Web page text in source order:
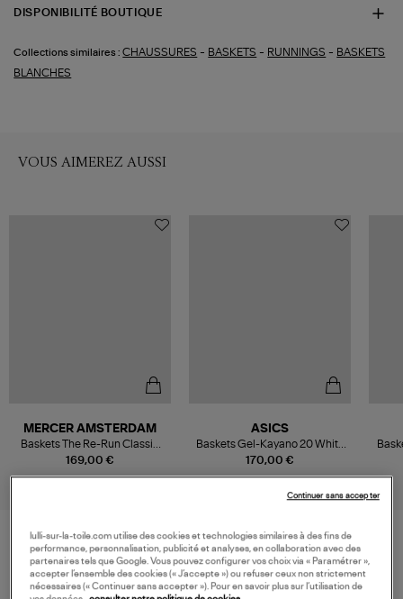
DISPONIBILITÉ BOUTIQUE
Collections similaires : CHAUSSURES - BASKETS - RUNNINGS - BASKETS
BLANCHES
VOUS AIMEREZ AUSSI
169,00 €
MERCER AMSTERDAM
Baskets The Re-Run Classic
White
170,00 €
ASICS
Baskets Gel-Kayano 20 White
Pure Silver
VOS DERNIERS PRODUITS VUS
lulli-sur-la-toile.com utilise des cookies et technologies similaires à des fins de
performance, personnalisation, publicité et analyses, en collaboration avec des
partenaires tels que Google. Vous pouvez configurer vos choix via « Paramétrer »,
accepter l’ensemble des cookies (« J’accepte ») ou refuser ceux non strictement
nécessaires (« Continuer sans accepter »). Pour en savoir plus sur l’utilisation de
Continuer sans accepter